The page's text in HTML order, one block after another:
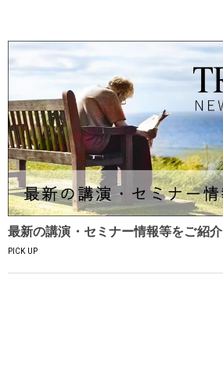
最新の講演・セミナー情報等をご紹介
PICK UP